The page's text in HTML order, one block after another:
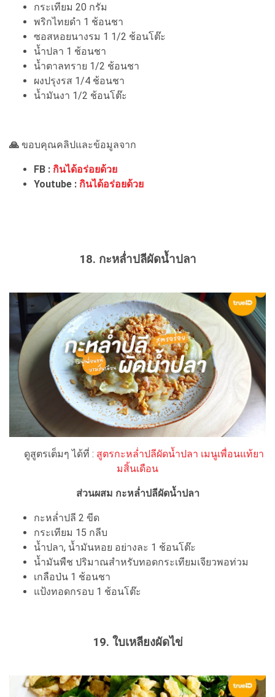
กระเทียม 20 กรัม
พริกไทยดำ 1 ช้อนชา
ซอสหอยนางรม 1 1/2 ช้อนโต๊ะ
น้ำปลา 1 ช้อนชา
น้ำตาลทราย 1/2 ช้อนชา
ผงปรุงรส 1/4 ช้อนชา
น้ำมันงา 1/2 ช้อนโต๊ะ
🙏 ขอบคุณคลิปและข้อมูลจาก
FB : กินได้อร่อยด้วย
Youtube : กินได้อร่อยด้วย
18. กะหล่ำปลีผัดน้ำปลา
ดูสูตรเต็มๆ ได้ที่ : สูตรกะหล่ำปลีผัดน้ำปลา เมนูเพื่อนแท้ยา
มสิ้นเดือน
ส่วนผสม กะหล่ำปลีผัดน้ำปลา
กะหล่ำปลี 2 ขีด
กระเทียม 15 กลีบ
น้ำปลา, น้ำมันหอย อย่างละ 1 ช้อนโต๊ะ
น้ำมันพืช ปริมาณสำหรับทอดกระเทียมเจียวพอท่วม
เกลือป่น 1 ช้อนชา
แป้งทอดกรอบ 1 ช้อนโต๊ะ
19. ใบเหลียงผัดไข่